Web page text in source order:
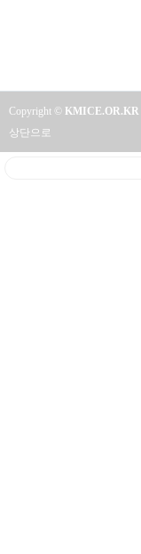
Copyright © KMICE.OR.KR
상단으로